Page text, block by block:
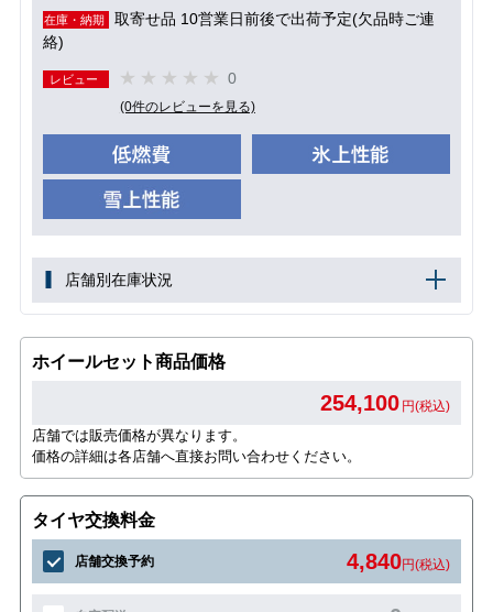
在庫・納期
取寄せ品 10営業日前後で出荷予定(欠品時ご連
絡)
レビュー 0
(0件のレビューを見る)
店舗別在庫状況
ホイールセット商品価格
254,100 円(税込)
店舗では販売価格が異なります。
価格の詳細は各店舗へ直接お問い合わせください。
タイヤ交換料金
店舗交換予約 4,840円(税込)